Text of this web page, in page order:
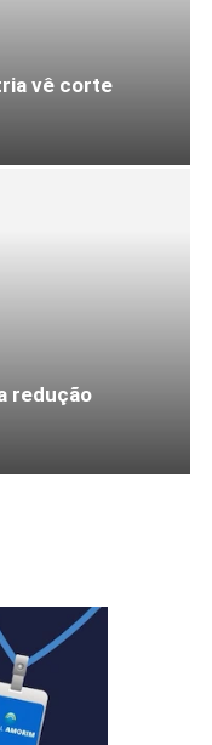
vê corte
redução